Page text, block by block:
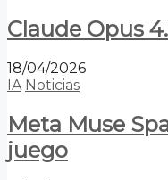
Claude Opus
18/04/2026
IA Noticias
Meta Muse
juego